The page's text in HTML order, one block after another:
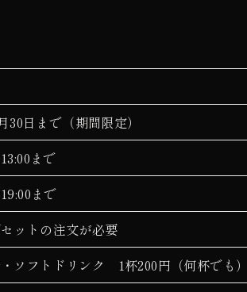
30日まで（期間限定）
まで
まで
ットの注文が必要
ソフトドリンク 1杯200円（何杯でも